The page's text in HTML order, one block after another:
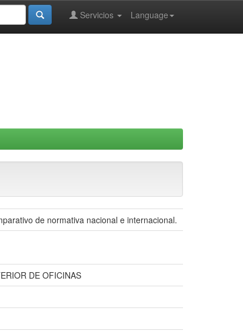
Language
Servicios
de normativa nacional e internacional.
DE OFICINAS